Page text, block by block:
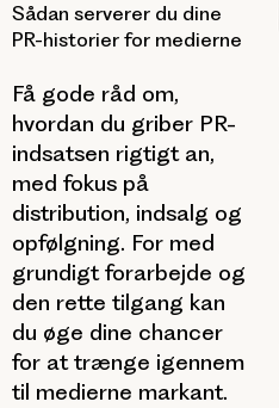
Sådan serverer du dine
PR-historier for medierne
Få gode råd om,
hvordan du griber PR-
indsatsen rigtigt an,
med fokus på
distribution, indsalg og
opfølgning. For med
grundigt forarbejde og
den rette tilgang kan
du øge dine chancer
for at trænge igennem
til medierne markant.